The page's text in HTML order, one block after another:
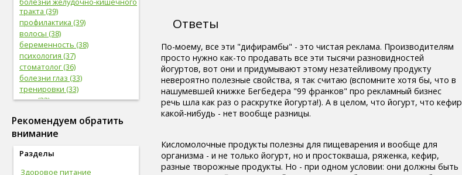
тракта (39)
профилактика (39)
волосы (38)
беременность (38)
психология (37)
стоматолог (36)
болезни глаз (33)
тренировки (33)
нога (32)
фрукты (31)
сердечно-сосудистая
женская половая система (31)
Рекомендуем обратить
внимание
Разделы
Здоровое питание
Ответы
По-моему, все эти "дифирамбы" - это чистая реклама. Производителям
просто нужно как-то продавать все эти тысячи разновидностей
йогуртов, вот они и придумывают этому незатейливому продукту
невероятно полезные свойства, я так считаю (вспомните хотя бы, что в
нашумевшей книжке Бегбедера "99 франков" про рекламный бизнес
речь шла как раз о раскрутке йогурта!). А в целом, что йогурт, что кефир
какой-нибудь - нет вообще разницы.
Кисломолочные продукты полезны для пищеварения и вообще для
организма - и не только йогурт, но и простокваша, ряженка, кефир,
разные творожные продукты. Но - при одном условии: они должны быть